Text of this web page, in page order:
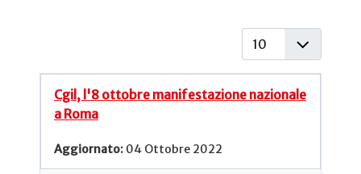
Visualizza #
Cgil, l'8 ottobre manifestazione nazionale
a Roma
04 Ottobre 2022